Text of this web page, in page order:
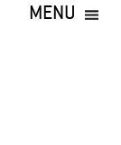
MENU